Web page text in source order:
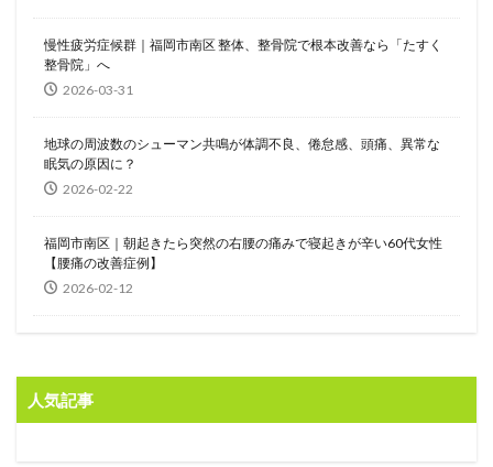
慢性疲労症候群｜福岡市南区 整体、整骨院で根本改善なら「たすく
整骨院」へ
2026-03-31
地球の周波数のシューマン共鳴が体調不良、倦怠感、頭痛、異常な
眠気の原因に？
2026-02-22
福岡市南区｜朝起きたら突然の右腰の痛みで寝起きが辛い60代女性
【腰痛の改善症例】
2026-02-12
人気記事